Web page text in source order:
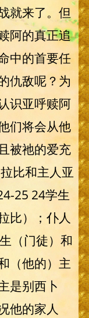
就来了。但
阿的真正追
中的首要任
仇敌呢？为
识亚呼赎阿
们将会从他
被祂的爱充
比和主人亚
25 24学生
比）；仆人
（门徒）和
（他的）主
是别西卜
他的家人